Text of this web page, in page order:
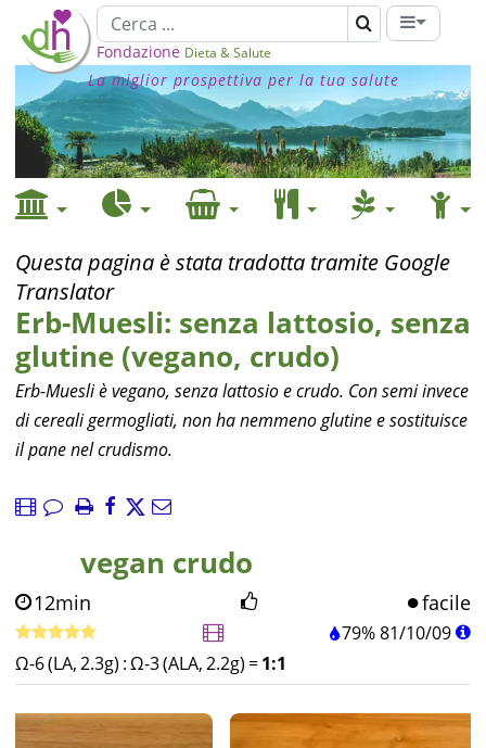
Fondazione Dieta & Salute
La miglior prospettiva per la tua salute
Questa pagina è stata tradotta tramite Google
Translator
Erb-Muesli: senza lattosio, senza
glutine (vegano, crudo)
Erb-Muesli è vegano, senza lattosio e crudo. Con semi invece
di cereali germogliati, non ha nemmeno glutine e sostituisce
il pane nel crudismo.
vegan crudo
12min facile
79%81/10/09
Ω-6 (LA, 2.3g) :Ω-3 (ALA, 2.2g) =1:1